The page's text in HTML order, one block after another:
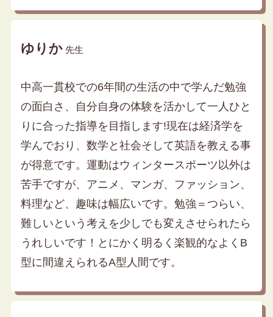
ゆりか先生
中高一貫校での6年間の生活の中で学んだ勉強
の面白さ、自分自身の体験を活かして一人ひと
りに合った指導を目指します!現在は経済学を
学んでおり、数学と社会そして英語を教える事
が得意です。運動はウィンタースポーツ以外は
苦手ですが、アニメ、マンガ、ファッション、
料理など、趣味は幅広いです。勉強＝つらい、
難しいという考えを少しでも変えさせられたら
うれしいです！とにかく明るく楽観的なよくB
型に間違えられるA型人間です。